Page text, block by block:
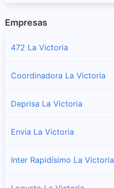
Empresas
472 La Victoria
Coordinadora La Victoria
Deprisa La Victoria
Envia La Victoria
Inter Rapidísimo La Victoria